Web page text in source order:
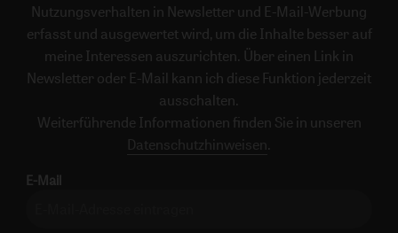
Nutzungsverhalten in Newsletter und E-Mail-Werbung
erfasst und ausgewertet wird, um die Inhalte besser auf
meine Interessen auszurichten. Über einen Link in
Newsletter oder E-Mail kann ich diese Funktion jederzeit
ausschalten.
Weiterführende Informationen finden Sie in unseren
Datenschutzhinweisen .
E-Mail